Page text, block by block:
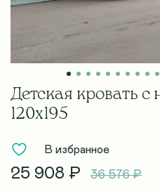
Детская кровать
120х195
В избранное
25 908 ₽ 36 576 ₽